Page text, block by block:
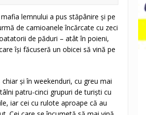
lemnului a pus stăpânire şi pe
de camioanele încărcate cu zeci
de păduri – atât în poieni,
îşi făcuseră un obicei să vină pe
chiar şi în weekenduri, cu greu mai
patru-cinci grupuri de turişti cu
iar cei cu rulote aproape că au